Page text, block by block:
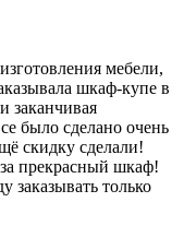
мебели,
шкаф-купе в
заканчивая
было сделано очень
скидку сделали!
за прекрасный шкаф!
заказывать только